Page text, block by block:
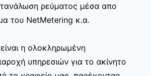
ρεύματος μέσα απο
του NetMetering κ.α.
η ολοκληρωμένη
υπηρεσιών για το ακίνητο